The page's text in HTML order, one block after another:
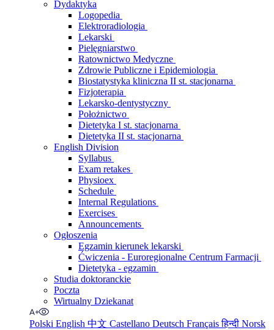
Dydaktyka
Logopedia
Elektroradiologia
Lekarski
Pielęgniarstwo
Ratownictwo Medyczne
Zdrowie Publiczne i Epidemiologia
Biostatystyka kliniczna II st. stacjonarna
Fizjoterapia
Lekarsko-dentystyczny
Położnictwo
Dietetyka I st. stacjonarna
Dietetyka II st. stacjonarna
English Division
Syllabus
Exam retakes
Physioex
Schedule
Internal Regulations
Exercises
Announcements
Ogłoszenia
Egzamin kierunek lekarski
Ćwiczenia - Euroregionalne Centrum Farmacji
Dietetyka - egzamin
Studia doktoranckie
Poczta
Wirtualny Dziekanat
Polski English 中文 Castellano Deutsch Françaisहिन्दी Norsk